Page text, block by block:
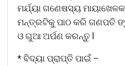
ମର୍ଯ୍ୟା ଗଣେଷସ୍ୟ
ମନ୍ତ୍ରଟିକୁ ପାଠ କରି ଗଣପତି
ଓ ଗୁଆ ଅର୍ପଣ କରନ୍ତୁ l
* ବିଦ୍ୟା ପ୍ରାପ୍ତି ପାଇଁ –